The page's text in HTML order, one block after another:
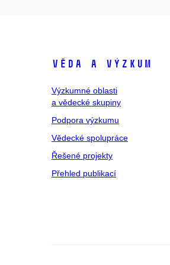
Věda a výzkum
Výzkumné oblasti
a vědecké skupiny
Podpora výzkumu
Vědecké spolupráce
Řešené projekty
Přehled publikací